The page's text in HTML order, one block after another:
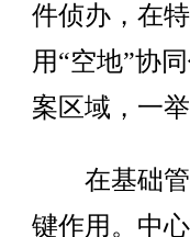
件侦办，在
用“空地”协
案区域，一
在基础管
键作用。中